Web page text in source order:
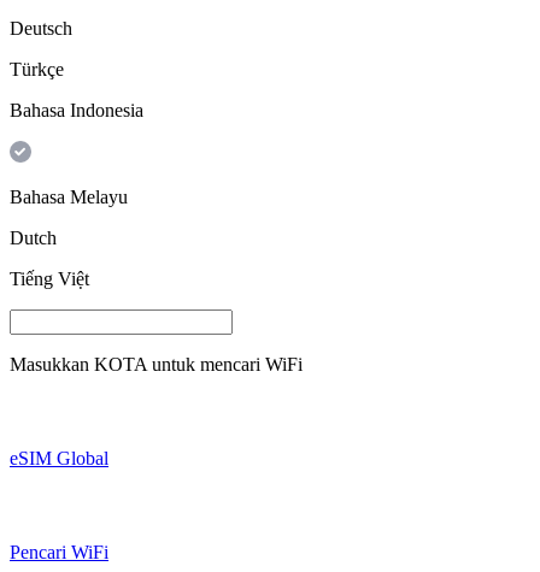
Deutsch
Türkçe
Bahasa Indonesia
Bahasa Melayu
Dutch
Tiếng Việt
Masukkan KOTA untuk mencari WiFi
eSIM Global
Pencari WiFi